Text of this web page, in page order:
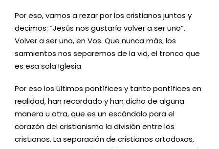
Por eso, vamos a rezar por los cristianos juntos y
decimos: “Jesús nos gustaría volver a ser uno”.
Volver a ser uno, en Vos. Que nunca más, los
sarmientos nos separemos de la vid, el tronco que
es esa sola Iglesia.
Por eso los últimos pontífices y tanto pontífices en
realidad, han recordado y han dicho de alguna
manera u otra, que es un escándalo para el
corazón del cristianismo la división entre los
cristianos. La separación de cristianos ortodoxos,